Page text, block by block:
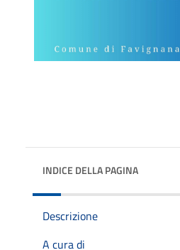
INDICE DELLA PAGINA
Descrizione
A cura di